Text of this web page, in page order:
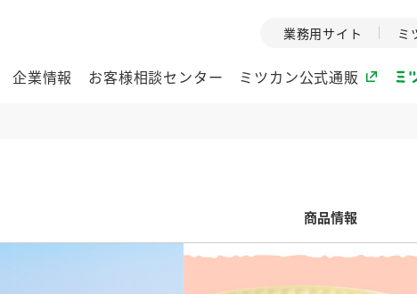
企業情報
ミツカングループの企
ミツカンの歴史
創業から現在ま
歴史をご紹介しま
お客様相談センター ミツカン公式通販
業務用サイト ミ
商品情報